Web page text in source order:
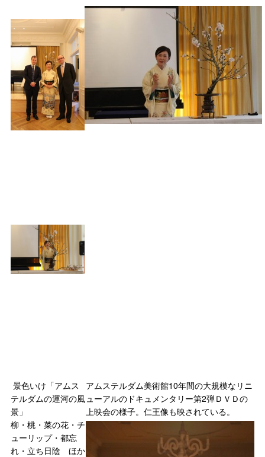
景色いけ「アムス
テルダムの運河の風
景」
柳・桃・菜の花・チ
ューリップ・都忘
れ・立ち日陰 ほか
アムステルダム美術館10年間の大規模なリニ
ューアルのドキュメンタリー第2弾ＤＶＤの
上映会の様子。仁王像も映されている。